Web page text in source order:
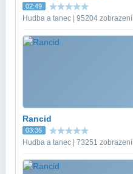
02:49
Hudba a tanec | 95204 zobrazení
Rancid
03:35
Hudba a tanec | 73251 zobrazení